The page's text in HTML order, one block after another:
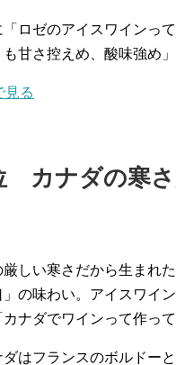
「ロゼのアイスワインっ
も甘さ控えめ、酸味強め
見る
カナダの寒さ
厳しい寒さだから生まれ
」の味わい。アイスワイ
カナダでワインって作っ
ダはフランスのボルドー